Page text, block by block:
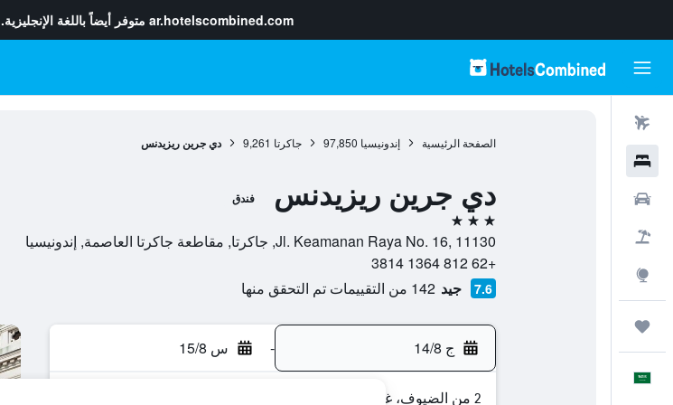
ar.hotelscombined.com متوفر أيضاً باللغة الإنجليزية.
الصفحة الرئيسية إندونيسيا 97,850 جاكرتا 9,261 دي جرين ريزيدنس
دي جرين ريزيدنس فندق
3 نجوم
Jl. Keamanan Raya No. 16, 11130, جاكرتا, مقاطعة جاكرتا العاصمة, إندونيسيا
+62 812 1364 3814
7.6 جيد 142 من التقييمات تم التحقق منها
ج 14/8 - س 15/8
2 من الضيوف، غرفة واحدة